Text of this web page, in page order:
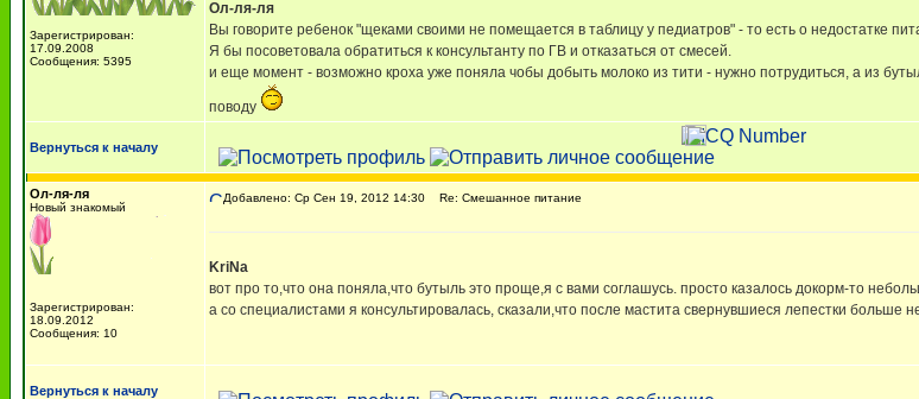
Зарегистрирован:
17.09.2008
Сообщения: 5395
Ол-ля-ля
Вы говорите ребенок "щеками своими не помещается в таблицу у педиатров" - то есть о недостатке
Я бы посоветовала обратиться к консультанту по ГВ и отказаться от смесей.
и еще момент - возможно кроха уже поняла чобы добыть молоко из тити - нужно потрудиться, а из
поводу
Вернуться к началу
Ол-ля-ля
Новый знакомый
Зарегистрирован:
18.09.2012
Сообщения: 10
Добавлено: Ср Сен 19, 2012 14:30 Re: Смешанное питание
KriNa
вот про то,что она поняла,что бутыль это проще,я с вами соглашусь. просто казалось докорм-то
а со специалистами я консультировалась, сказали,что после мастита свернувшиеся лепестки больше
Вернуться к началу